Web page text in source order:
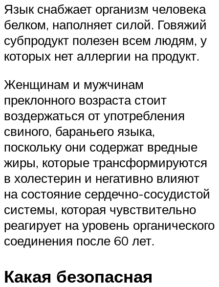
Язык снабжает организм человека
белком, наполняет силой. Говяжий
субпродукт полезен всем людям, у
которых нет аллергии на продукт.
Женщинам и мужчинам
преклонного возраста стоит
воздержаться от употребления
свиного, бараньего языка,
поскольку они содержат вредные
жиры, которые трансформируются
в холестерин и негативно влияют
на состояние сердечно-сосудистой
системы, которая чувствительно
реагирует на уровень органического
соединения после 60 лет.
Какая безопасная